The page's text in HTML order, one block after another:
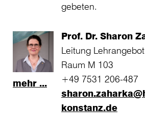
gebeten.
mehr ...
Prof. Dr. Sharon
Leitung
Raum M 103
+49 7531 206-487
konstanz.de